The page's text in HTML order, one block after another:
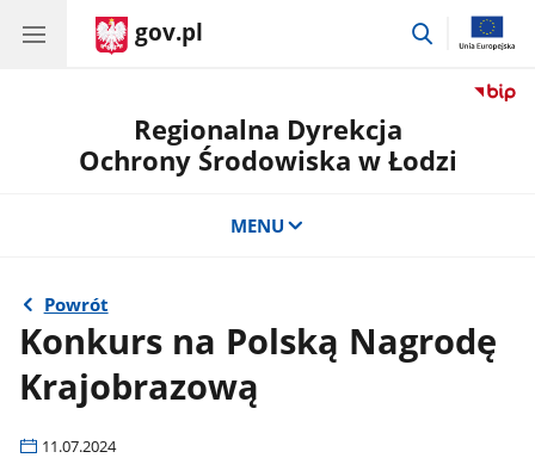
gov.pl
przejdź
Regionalna Dyrekcja
Ochrony Środowiska w Łodzi
MENU
Powrót
Konkurs na Polską Nagrodę
Krajobrazową
11.07.2024